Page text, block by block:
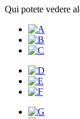
Qui potete vedere